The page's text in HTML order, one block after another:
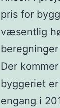
pris for
væsentlig
Der
byggeriet
engang i